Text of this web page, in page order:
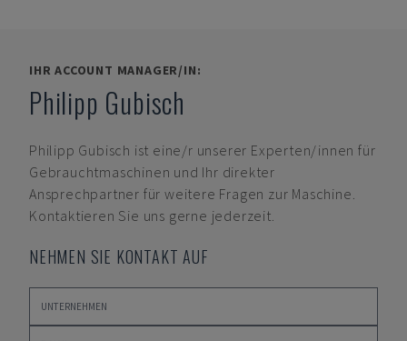
IHR ACCOUNT MANAGER/IN:
Philipp Gubisch
Philipp Gubisch ist eine/r unserer Experten/innen für
Gebrauchtmaschinen und Ihr direkter
Ansprechpartner für weitere Fragen zur Maschine.
Kontaktieren Sie uns gerne jederzeit.
NEHMEN SIE KONTAKT AUF